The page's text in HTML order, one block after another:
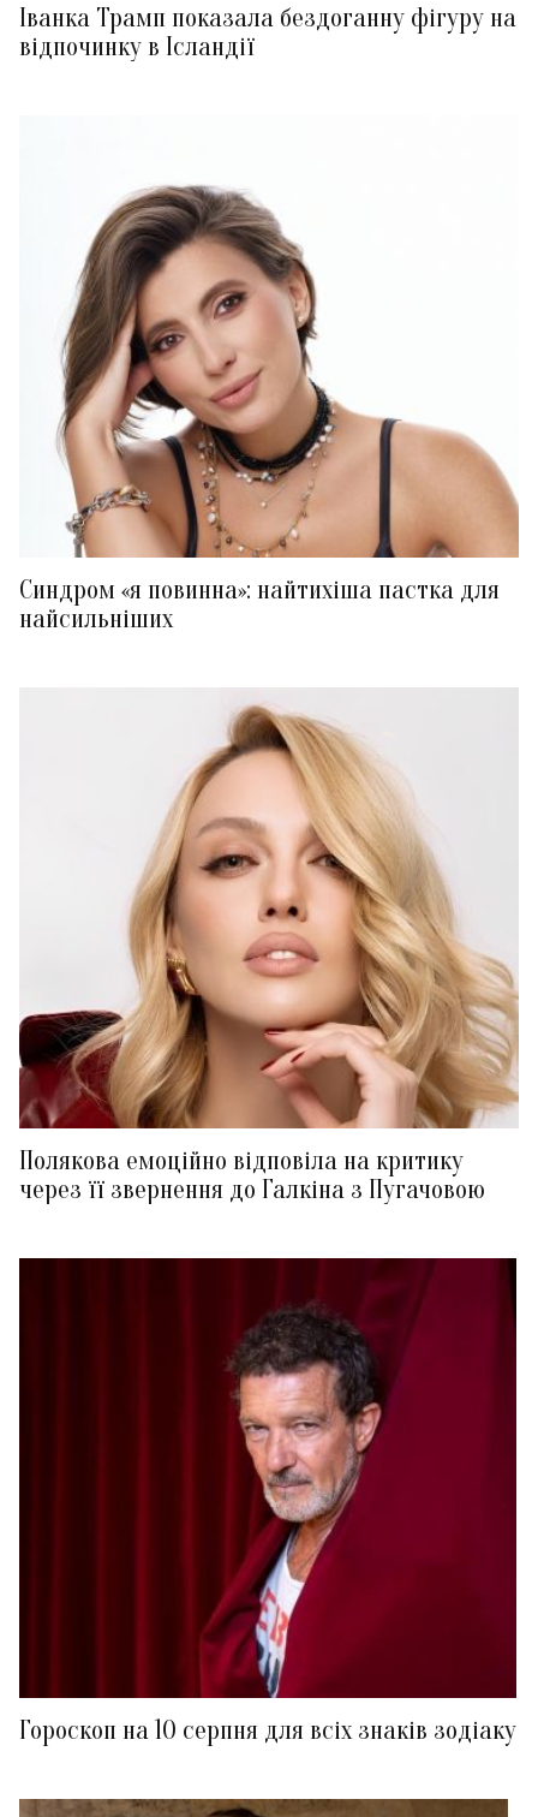
Іванка Трамп показала бездоганну фігуру на
відпочинку в Ісландії
Синдром «я повинна»: найтихіша пастка для
найсильніших
Полякова емоційно відповіла на критику
через її звернення до Галкіна з Пугачовою
Гороскоп на 10 серпня для всіх знаків зодіаку